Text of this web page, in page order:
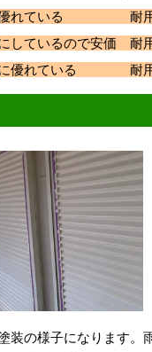
優れている 耐用年
しているので安価 耐
に優れている 耐用
装の様子になります。